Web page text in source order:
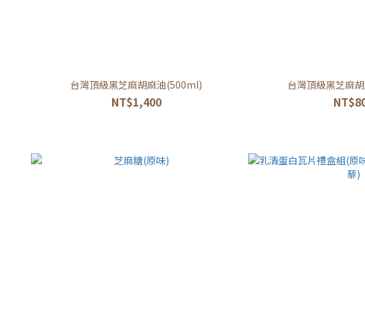
台灣頂級黑芝麻胡麻油(500ml)
NT$1,400
台灣頂級黑芝麻